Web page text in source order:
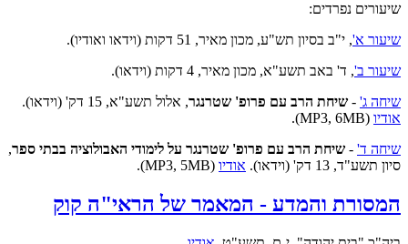
שיעורים נפרדים:
שיעור א', י"ב בסיון תש"ע, מכון מאיר, 51 דקות (וידאו ואודיו).
שיעור ב', ד' באב תשע"א, מכון מאיר, 4 דקות (וידאו).
שיחה ג' - שיחת הרב עם פרופ' שטרנגר, אלול תשע"א, 15 דק' (וידאו).
אודיו (MP3, 6MB).
שיחה ד' - שיחת הרב עם פרופ' שטרנגר על לימודי האבולוציה בבתי ספר,
סיון תשע"ד, 13 דק' (וידאו).
אודיו (MP3, 5MB).
המסורת והמדע - המאמר של הראי"ה קוק